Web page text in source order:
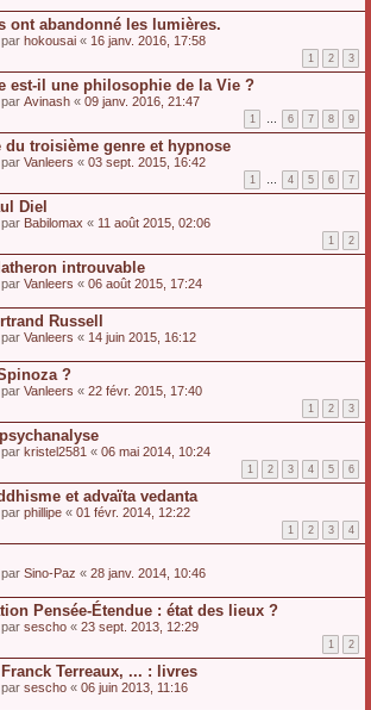
ont abandonné les lumières.
hokousai « 16 janv. 2016, 17:58
1 2 3
est-il une philosophie de la Vie ?
Avinash « 09 janv. 2016, 21:47
1 … 6 7 8 9
du troisième genre et hypnose
Vanleers « 03 sept. 2015, 16:42
1 … 4 5 6 7
Diel
Babilomax « 11 août 2015, 02:06
1 2
introuvable
Vanleers « 06 août 2015, 17:24
Russell
Vanleers « 14 juin 2015, 16:12
?
Vanleers « 22 févr. 2015, 17:40
1 2 3
kristel2581 « 06 mai 2014, 10:24
1 2 3 4 5 6
et advaïta vedanta
phillipe « 01 févr. 2014, 12:22
1 2 3 4
Sino-Paz « 28 janv. 2014, 10:46
Pensée-Étendue : état des lieux ?
sescho « 23 sept. 2013, 12:29
1 2
Terreaux, ... : livres
sescho « 06 juin 2013, 11:16